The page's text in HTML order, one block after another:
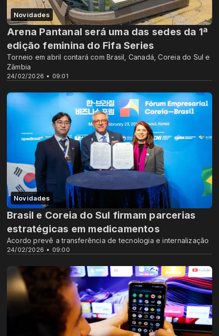
Novidades
24/02/2026 • 09:01
Arena Pantanal será uma das sedes da 1ª
edição feminina do Fifa Series
Torneio em abril contará com Brasil, Canadá, Coreia do Sul e
Zâmbia
Novidades
24/02/2026 • 09:00
Brasil e Coreia do Sul firmam parcerias
estratégicas em medicamentos
Acordo prevê a transferência de tecnologia e internalização